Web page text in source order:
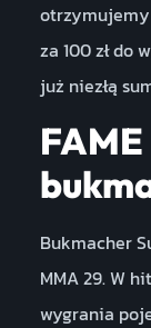
otrzymujemy
za 100 zł do
już niezłą
Bukmacher
MMA 29. W
wygrania